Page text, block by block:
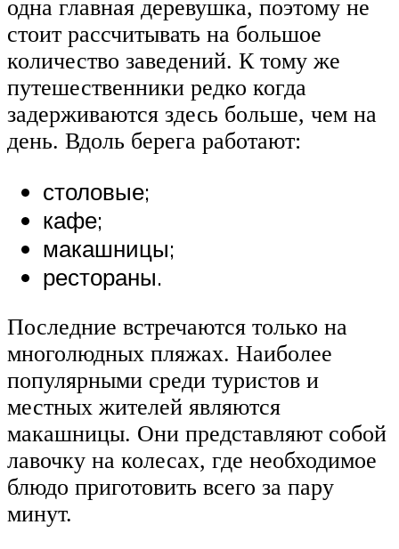
одна главная деревушка, поэтому не
стоит рассчитывать на большое
количество заведений. К тому же
путешественники редко когда
задерживаются здесь больше, чем на
день. Вдоль берега работают:
столовые;
кафе;
макашницы;
рестораны.
Последние встречаются только на
многолюдных пляжах. Наиболее
популярными среди туристов и
местных жителей являются
макашницы. Они представляют собой
лавочку на колесах, где необходимое
блюдо приготовить всего за пару
минут.